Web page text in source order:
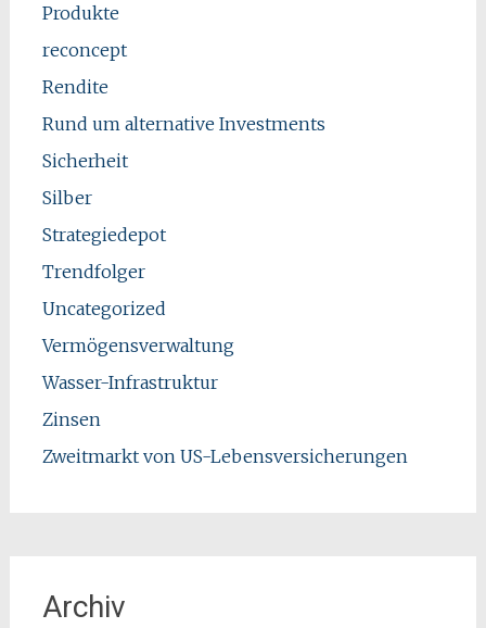
Produkte
reconcept
Rendite
Rund um alternative Investments
Sicherheit
Silber
Strategiedepot
Trendfolger
Uncategorized
Vermögensverwaltung
Wasser-Infrastruktur
Zinsen
Zweitmarkt von US-Lebensversicherungen
Archiv